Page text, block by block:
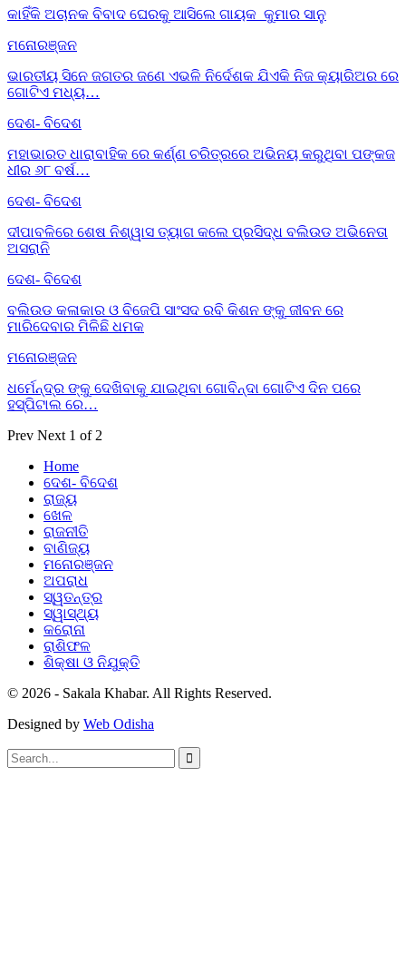
କାହିଁକି ଅଚାନକ ବିବାଦ ଘେରକୁ ଆସିଲେ ଗାୟକ କୁମାର ସାନୁ
ମନୋରଞ୍ଜନ
ଭାରତୀୟ ସିନେ ଜଗତର ଜଣେ ଏଭଳି ନିର୍ଦେଶକ ଯିଏକି ନିଜ କ୍ୟାରିଅର ରେ
ଗୋଟିଏ ମଧ୍ୟ…
ଦେଶ- ବିଦେଶ
ମହାଭାରତ ଧାରାବାହିକ ରେ କର୍ଣ୍ଣ ଚରିତ୍ରରେ ଅଭିନୟ କରୁଥିବା ପଙ୍କଜ
ଧୀର ୬୮ ବର୍ଷ…
ଦେଶ- ବିଦେଶ
ଦୀପାବଳିରେ ଶେଷ ନିଶ୍ୱାସ ତ୍ୟାଗ କଲେ ପ୍ରସିଦ୍ଧ ବଲିଉଡ ଅଭିନେତା
ଅସରାନି
ଦେଶ- ବିଦେଶ
ବଲିଉଡ କଳାକାର ଓ ବିଜେପି ସାଂସଦ ରବି କିଶନ ଙ୍କୁ ଜୀବନ ରେ
ମାରିଦେବାର ମିଳିଛି ଧମକ
ମନୋରଞ୍ଜନ
ଧର୍ମେନ୍ଦ୍ର ଙ୍କୁ ଦେଖିବାକୁ ଯାଇଥିବା ଗୋବିନ୍ଦା ଗୋଟିଏ ଦିନ ପରେ
ହସ୍ପିଟାଲ ରେ…
Prev Next 1 of 2
Home
ଦେଶ- ବିଦେଶ
ରାଜ୍ୟ
ଖେଳ
ରାଜନୀତି
ବାଣିଜ୍ୟ
ମନୋରଞ୍ଜନ
ଅପରାଧ
ସ୍ୱତନ୍ତ୍ର
ସ୍ୱାସ୍ଥ୍ୟ
କରୋନା
ରାଶିଫଳ
ଶିକ୍ଷା ଓ ନିଯୁକ୍ତି
© 2026 - Sakala Khabar. All Rights Reserved.
Designed by Web Odisha